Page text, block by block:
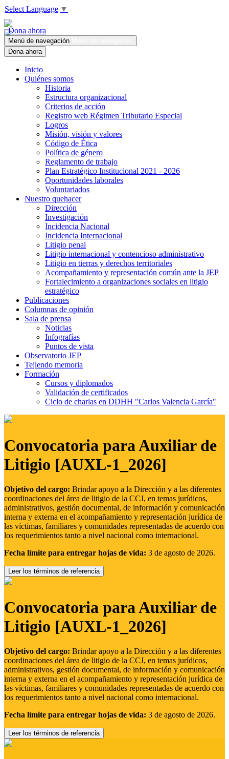
Select Language ▼
Dona ahora
Menú de navegación
Dona ahora
Inicio
Quiénes somos
Historia
Estructura organizacional
Criterios de acción
Registro web Régimen Tributario Especial
Logros
Misión, visión y valores
Código de Ética
Política de género
Reglamento de trabajo
Plan Estratégico Institucional 2021 - 2026
Oportunidades laborales
Voluntariados
Nuestro quehacer
Dirección
Investigación
Incidencia Nacional
Incidencia Internacional
Litigio penal
Litigio internacional y contencioso administrativo
Litigio en tierras y derechos territoriales
Acompañamiento y representación común ante la JEP
Fortalecimiento a organizaciones sociales en litigio
estratégico
Publicaciones
Columnas de opinión
Sala de prensa
Noticias
Infografías
Puntos de vista
Observatorio JEP
Tejiendo memoria
Formación
Cursos y diplomados
Validación de certificados
Ciclo de charlas en DDHH "Carlos Valencia García"
Convocatoria para Auxiliar de
Litigio [AUXL-1_2026]
Objetivo del cargo: Brindar apoyo a la Dirección y a las diferentes
coordinaciones del área de litigio de la CCJ, en temas jurídicos,
administrativos, gestión documental, de información y comunicación
interna y externa en el acompañamiento y representación jurídica de
las víctimas, familiares y comunidades representadas de acuerdo con
los requerimientos tanto a nivel nacional como internacional.
Fecha límite para entregar hojas de vida: 3 de agosto de 2026.
Leer los términos de referencia
Convocatoria para Auxiliar de
Litigio [AUXL-1_2026]
Objetivo del cargo: Brindar apoyo a la Dirección y a las diferentes
coordinaciones del área de litigio de la CCJ, en temas jurídicos,
administrativos, gestión documental, de información y comunicación
interna y externa en el acompañamiento y representación jurídica de
las víctimas, familiares y comunidades representadas de acuerdo con
los requerimientos tanto a nivel nacional como internacional.
Fecha límite para entregar hojas de vida: 3 de agosto de 2026.
Leer los términos de referencia